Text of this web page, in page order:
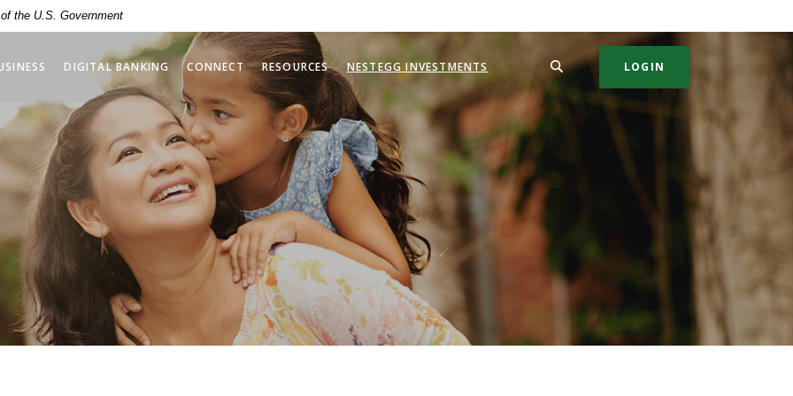
the U.S. Government
DIGITAL BANKING CONNECT RESOURCES NESTEGG INVESTMENTS SEARCH LOGIN